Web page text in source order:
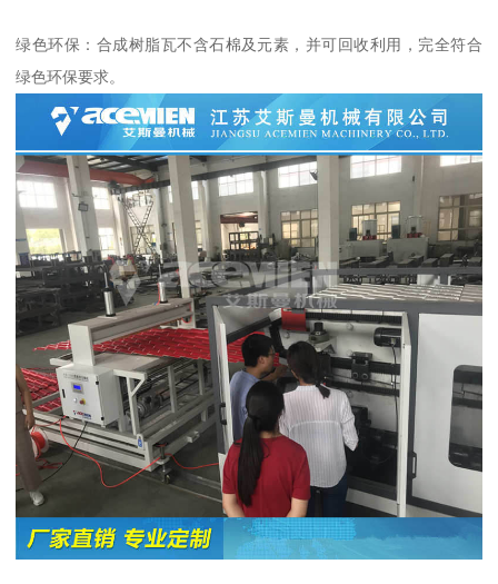
绿色环保：合成树脂瓦不含石棉及元素，并可回收利用，完全符合
绿色环保要求。